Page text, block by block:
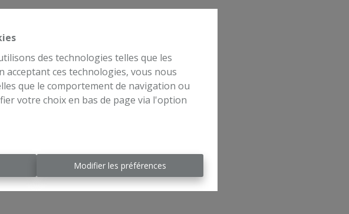
des technologies telles que les
ces technologies, vous nous
que le comportement de navigation ou
votre choix en bas de page via l'option
Modifier les préférences